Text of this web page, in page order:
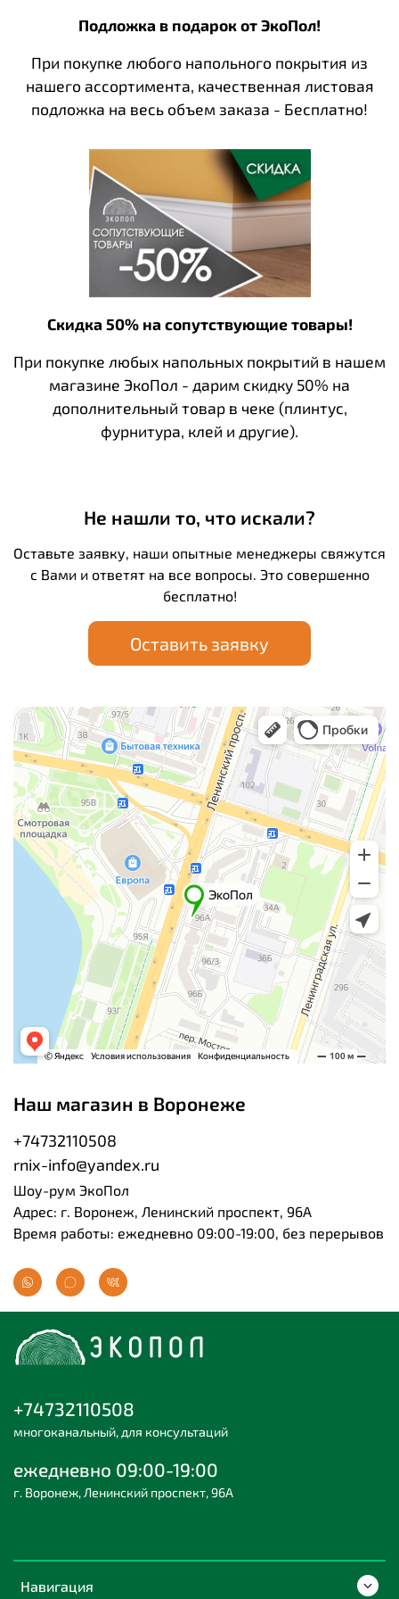
Подложка в подарок от ЭкоПол!
При покупке любого напольного покрытия из
нашего ассортимента, качественная листовая
подложка на весь объем заказа - Бесплатно!
Скидка 50% на сопутствующие товары!
При покупке любых напольных покрытий в нашем
магазине ЭкоПол - дарим скидку 50% на
дополнительный товар в чеке (плинтус,
фурнитура, клей и другие).
Не нашли то, что искали?
Оставьте заявку, наши опытные менеджеры свяжутся
с Вами и ответят на все вопросы. Это совершенно
бесплатно!
Оставить заявку
Наш магазин в Воронеже
+74732110508
rnix-info@yandex.ru
Шоу-рум ЭкоПол
Адрес: г. Воронеж, Ленинский проспект, 96А
Время работы: ежедневно 09:00-19:00, без перерывов
Навигация
+74732110508
многоканальный, для консультаций
ежедневно 09:00-19:00
г. Воронеж, Ленинский проспект, 96А